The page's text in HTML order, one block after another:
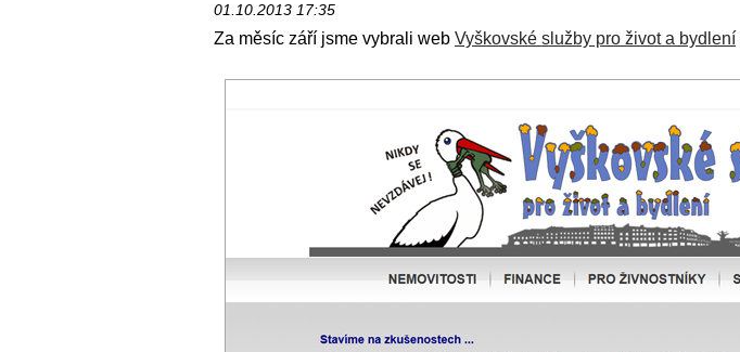
01.10.2013 17:35
Za měsíc září jsme vybrali web Vyškovské služby pro život a bydlení